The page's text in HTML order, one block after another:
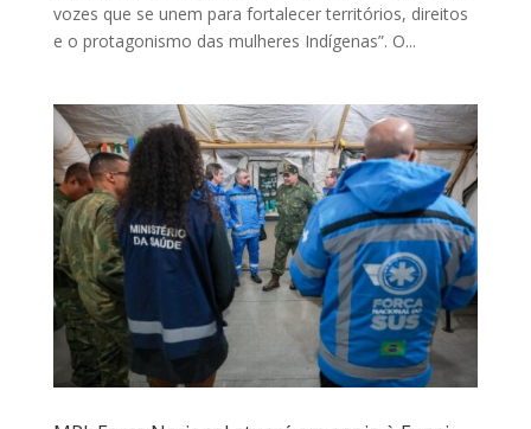
vozes que se unem para fortalecer territórios, direitos
e o protagonismo das mulheres Indígenas”. O...